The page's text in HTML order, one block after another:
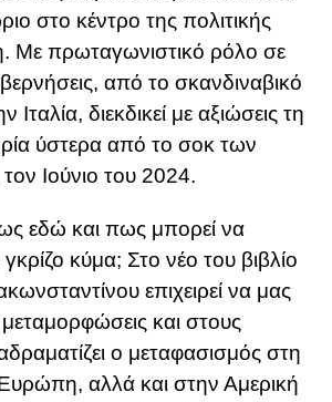
στο κέντρο της πολιτικής
Με πρωταγωνιστικό ρόλο σε
από το σκανδιναβικό
Ιταλία, διεκδικεί με αξιώσεις τη
ύστερα από το σοκ των
Ιούνιο του 2024.
εδώ και πως μπορεί να
γκρίζο κύμα; Στο νέο του βιβλίο
επιχειρεί να μας
μεταμορφώσεις και στους
ο μεταφασισμός στη
αλλά και στην Αμερική